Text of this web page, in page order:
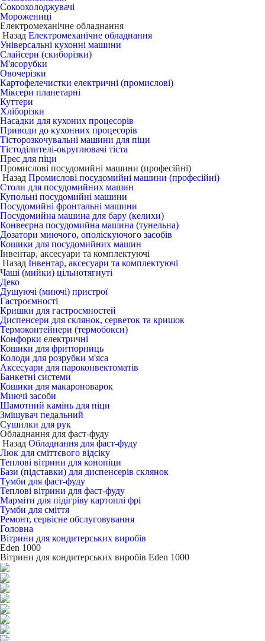
Сокоохолоджувачі
Морожениці
Електромеханічне обладнання
Назад Електромеханічне обладнання
Універсальні кухонні машини
Слайсери (скиборізки)
М'ясорубки
Овочерізки
Картофелечистки електричні (промислові)
Міксери планетарні
Куттери
Хліборізки
Насадки для кухоних процесорів
Приводи до кухонних процесорів
Тісторозкочувальні машини для піци
Тістоділителі-округлювачі тіста
Прес для піци
Промислові посудомийні машини (професійні)
Назад Промислові посудомийні машини (професійні)
Столи для посудомийних машин
Купольні посудомийні машини
Посудомийні фронтальні машини
Посудомийна машина для бару (келихи)
Конвеєрна посудомийна машина (тунельна)
Дозатори миючого, ополіскуючого засобів
Кошики для посудомийних машин
Інвентар, аксесуари та комплектуючі
Назад Інвентар, аксесуари та комплектуючі
Чаші (мийки) цільнотягнуті
Деко
Душуючі (миючі) пристрої
Гастроємності
Кришки для гастроємностей
Диспенсери для склянок, серветок та кришок
Термоконтейнери (термобокси)
Конфорки електричні
Кошики для фритюрниць
Колоди для розрубки м'яса
Аксесуари для пароконвектоматів
Банкетні системи
Кошики для макароноварок
Миючі засоби
Шамотний камінь для піци
Змішувач педальний
Сушилки для рук
Обладнання для фаст-фуду
Назад Обладнання для фаст-фуду
Люк для сміттєвого відсіку
Теплові вітрини для конопіци
Бази (підставки) для диспенсерів склянок
Тумби для фаст-фуду
Теплові вітрини для фаст-фуду
Марміти для підігріву картоплі фрі
Тумби для сміття
Ремонт, сервісне обслуговування
Головна
Вітрини для кондитерських виробів
Eden 1000
Вітрини для кондитерських виробів Eden 1000